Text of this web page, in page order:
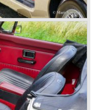
Volgend plan was ook
de luxe Rover
MG in ere te
onder handen
auto's van te
grote
interieur en
MG modellen neer
opzet goed geslaagd
naar het eerste geheel